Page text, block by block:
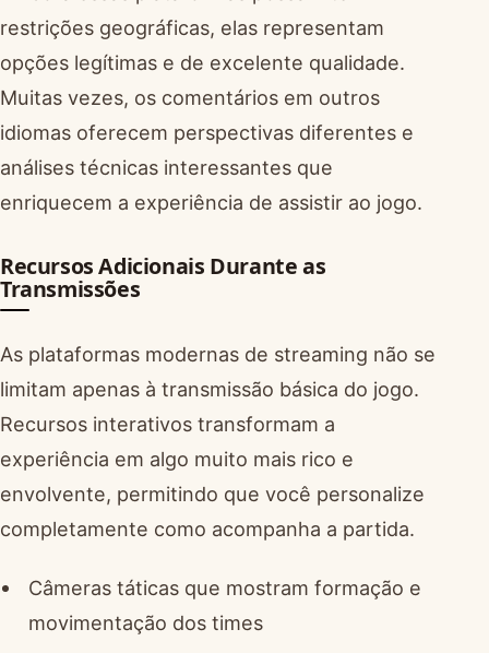
restrições geográficas, elas representam
opções legítimas e de excelente qualidade.
Muitas vezes, os comentários em outros
idiomas oferecem perspectivas diferentes e
análises técnicas interessantes que
enriquecem a experiência de assistir ao jogo.
Recursos Adicionais Durante as
Transmissões
As plataformas modernas de streaming não se
limitam apenas à transmissão básica do jogo.
Recursos interativos transformam a
experiência em algo muito mais rico e
envolvente, permitindo que você personalize
completamente como acompanha a partida.
Câmeras táticas que mostram formação e
movimentação dos times